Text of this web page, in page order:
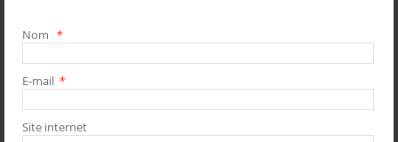
Nom *
E-mail *
Site internet